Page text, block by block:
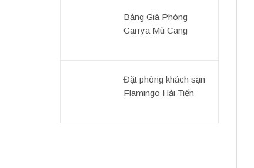
Bảng Giá Phòng
Garrya Mù Cang
Đặt phòng khách sạn
Flamingo Hải Tiến